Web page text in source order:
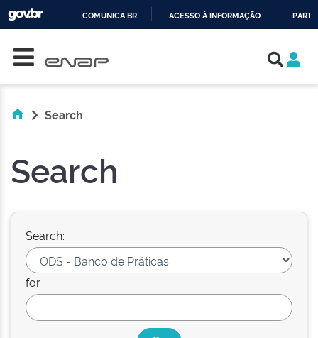
COMUNICA BR ACESSO À INFORMAÇÃO
Search
Search
Search:
for